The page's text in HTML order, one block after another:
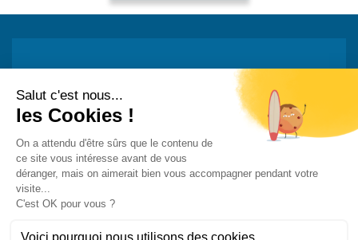
Abonnez-vous à la newsletter et recevez
toutes les actualités de PST
Mon adresse e-mail est...